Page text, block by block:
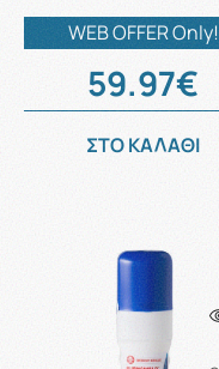
WEB OFFER Only!
59.97€
ΣΤΟ ΚΑΛΑΘΙ